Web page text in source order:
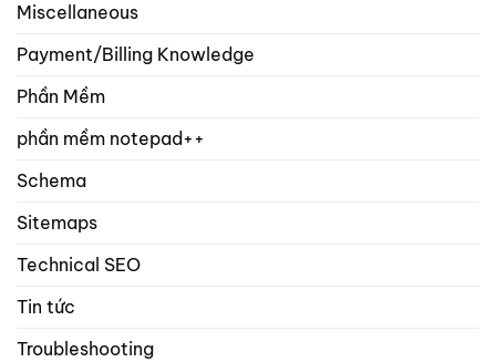
Miscellaneous
Payment/Billing Knowledge
Phần Mềm
phần mềm notepad++
Schema
Sitemaps
Technical SEO
Tin tức
Troubleshooting